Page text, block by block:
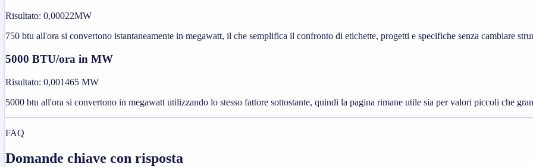
Risultato: 0,00022MW
750 btu all'ora si convertono istantaneamente in megawatt, il che semplifica il confronto di etichette, progetti e specifiche senza cambiare
5000 BTU/ora in MW
Risultato: 0,001465 MW
5000 btu all'ora si convertono in megawatt utilizzando lo stesso fattore sottostante, quindi la pagina rimane utile sia per valori piccoli che
FAQ
Domande chiave con risposta